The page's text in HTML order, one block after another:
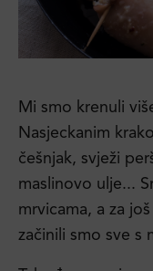
Mi smo krenuli
Nasjeckanim
češnjak, svježi
maslinovo ulje...
mrvicama, a za
začinili smo sve s